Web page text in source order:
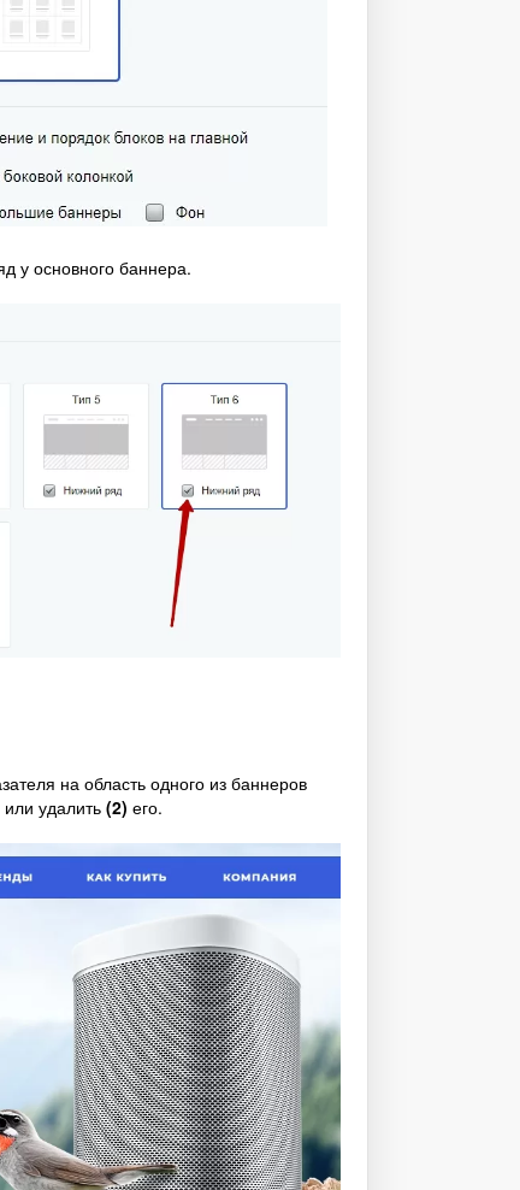
у основного баннера.
на область одного из баннеров
или удалить (2) его.